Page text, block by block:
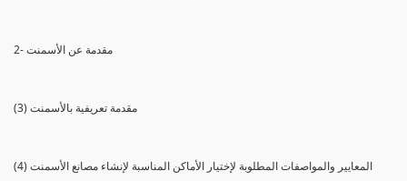
2- مقدمة عن الأسمنت
(3) مقدمة تعريفية بالأسمنت
(4) المعايير والمواصفات المطلوبة لإختيار الأماكن المناسبة لإنشاء مصانع الأسمنت